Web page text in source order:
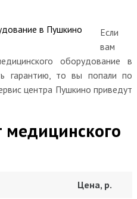
Если
вам
оборудование в
гарантию, то вы попали по
центра Пушкино приведут
Цена, р.